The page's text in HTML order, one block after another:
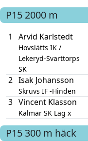
P15 2000 m
1 Arvid Karlstedt
Hovslätts IK /
Lekeryd-Svarttorps
SK
2 Isak Johansson
Skruvs IF -Hinden
3 Vincent Klasson
Kalmar SK Lag x
P15 300 m häck